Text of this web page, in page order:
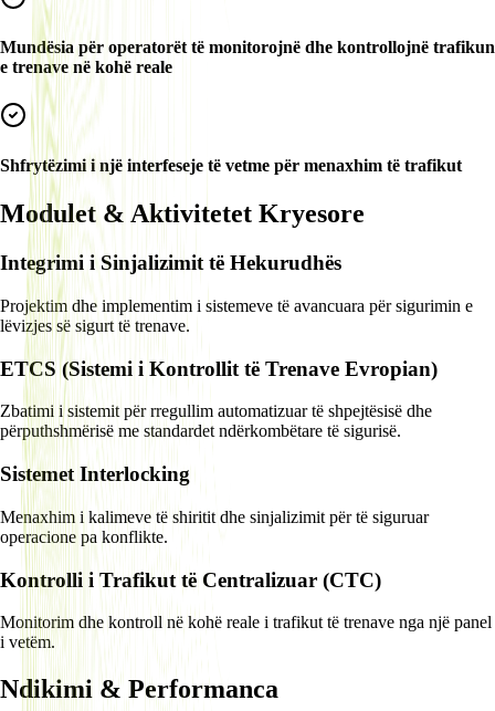
Mundësia për operatorët të monitorojnë dhe kontrollojnë trafikun
e trenave në kohë reale
Shfrytëzimi i një interfeseje të vetme për menaxhim të trafikut
Modulet & Aktivitetet Kryesore
Integrimi i Sinjalizimit të Hekurudhës
Projektim dhe implementim i sistemeve të avancuara për sigurimin e
lëvizjes së sigurt të trenave.
ETCS (Sistemi i Kontrollit të Trenave Evropian)
Zbatimi i sistemit për rregullim automatizuar të shpejtësisë dhe
përputhshmërisë me standardet ndërkombëtare të sigurisë.
Sistemet Interlocking
Menaxhim i kalimeve të shiritit dhe sinjalizimit për të siguruar
operacione pa konflikte.
Kontrolli i Trafikut të Centralizuar (CTC)
Monitorim dhe kontroll në kohë reale i trafikut të trenave nga një panel
i vetëm.
Ndikimi & Performanca